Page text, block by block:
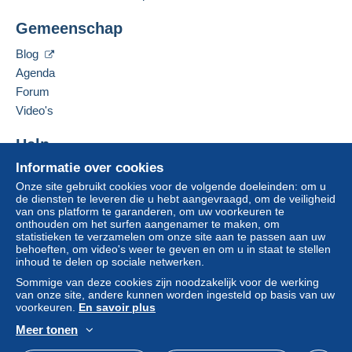
Deze zone omvat
Brief (normaal/klein formaat)
€ 2,50
Brief met tracking (normale/kleine brief) (met
tracking)
€ 3,50
Aangetekende brief (normaal formaat/kleine
Om toegang te krijgen tot de
en inloggen.
Aanmel
den
Inschrij
ven
25 avenue Jean Jaurès
66330
Deze verkoper toevoegen aan mijn favorieten
Informatie over cookies
Onze site gebruikt cookies voor de volgende doeleinden: om u
de diensten te leveren die u hebt aangevraagd, om de veiligheid
van ons platform te garanderen, om uw voorkeuren te
onthouden om het surfen aangenamer te maken, om
statistieken te verzamelen om onze site aan te passen aan uw
behoeften, om video's weer te geven en om u in staat te stellen
inhoud te delen op sociale netwerken.
Sommige van deze cookies zijn noodzakelijk voor de werking
van onze site, andere kunnen worden ingesteld op basis van uw
voorkeuren. En savoir plus
Meer tonen
Gemeenschap
Blog
Agenda
Forum
Video's
Help
Hulpcentrum
Kopen op Delcampe
Verkopen op Delcampe
Een beveiligde website